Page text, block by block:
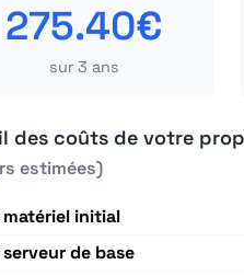
275.40€
sur 3 ans
des coûts de votre
estimées)
initial
de base